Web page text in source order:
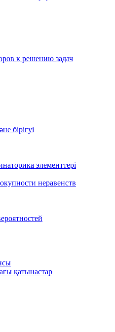
к решению задач
бірігуі
элементтері
неравенств
қатынастар